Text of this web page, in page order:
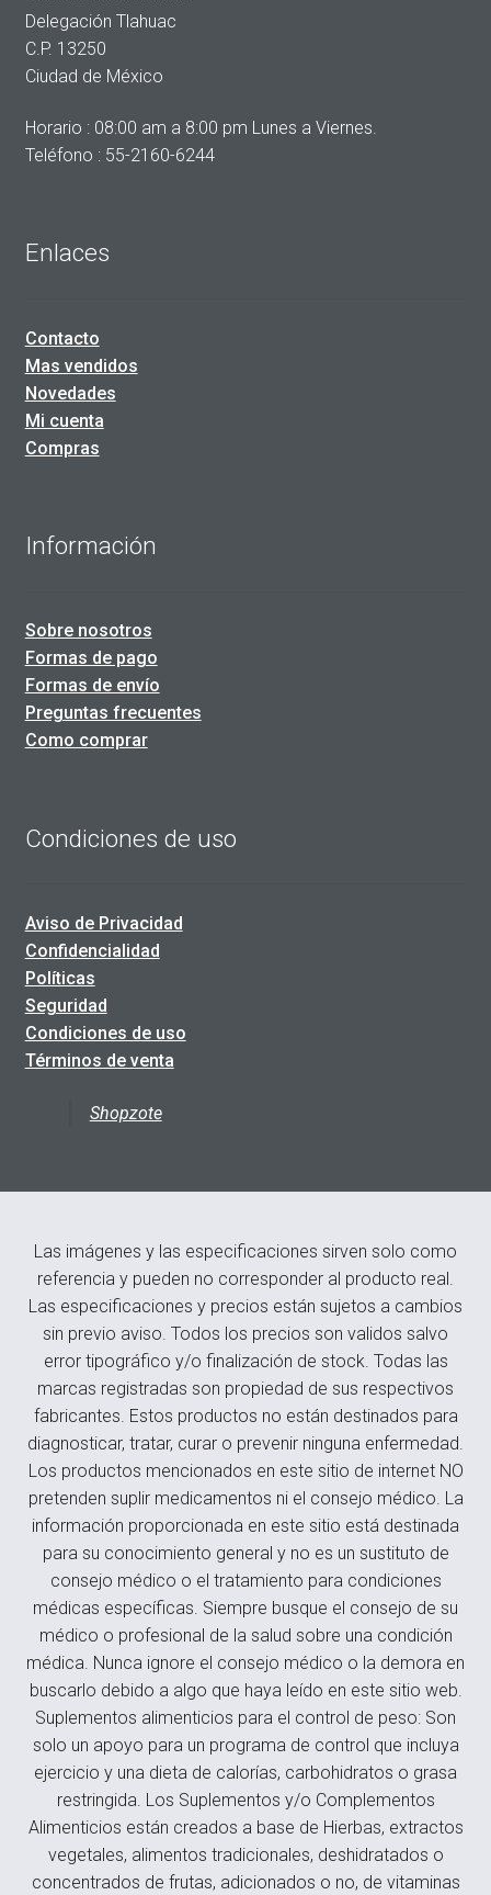
Delegación Tlahuac
C.P. 13250
Ciudad de México
Horario : 08:00 am a 8:00 pm Lunes a Viernes.
Teléfono : 55-2160-6244
Enlaces
Contacto
Mas vendidos
Novedades
Mi cuenta
Compras
Información
Sobre nosotros
Formas de pago
Formas de envío
Preguntas frecuentes
Como comprar
Condiciones de uso
Aviso de Privacidad
Confidencialidad
Políticas
Seguridad
Condiciones de uso
Términos de venta
Shopzote
Las imágenes y las especificaciones sirven solo como
referencia y pueden no corresponder al producto real.
Las especificaciones y precios están sujetos a cambios
sin previo aviso. Todos los precios son validos salvo
error tipográfico y/o finalización de stock. Todas las
marcas registradas son propiedad de sus respectivos
fabricantes. Estos productos no están destinados para
diagnosticar, tratar, curar o prevenir ninguna enfermedad.
Los productos mencionados en este sitio de internet NO
pretenden suplir medicamentos ni el consejo médico. La
información proporcionada en este sitio está destinada
para su conocimiento general y no es un sustituto de
consejo médico o el tratamiento para condiciones
médicas específicas. Siempre busque el consejo de su
médico o profesional de la salud sobre una condición
médica. Nunca ignore el consejo médico o la demora en
buscarlo debido a algo que haya leído en este sitio web.
Suplementos alimenticios para el control de peso: Son
solo un apoyo para un programa de control que incluya
ejercicio y una dieta de calorías, carbohidratos o grasa
restringida. Los Suplementos y/o Complementos
Alimenticios están creados a base de Hierbas, extractos
vegetales, alimentos tradicionales, deshidratados o
concentrados de frutas, adicionados o no, de vitaminas